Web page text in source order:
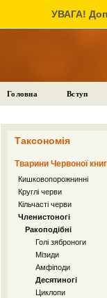
УВАГА!
Головна Вступ
Таксономія
Тварини Червоної
Кишковопорожнинні
Круглі черви
Кільчасті черви
Членистоногі
Ракоподібні
Голі зяброноги
Мізиди
Амфіподи
Десятиногі
Циклопи